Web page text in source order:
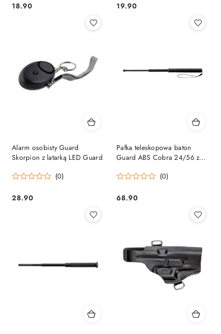
Cena:
18.90 Cena:
19.90
Alarm osobisty Guard
Skorpion z latarką LED Guard
(0)
Cena:
28.90
Pałka teleskopowa baton
Guard ABS Cobra 24/56 z
(0)
Cena:
68.90